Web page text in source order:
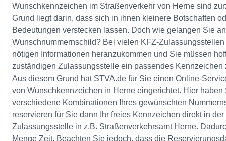
Wunschkennzeichen im Straßenverkehr von Herne sind
Grund liegt darin, dass sich in ihnen kleinere Botschaften
Bedeutungen verstecken lassen. Doch wie gelangen Sie
Wunschnummernschild? Bei vielen KFZ-
nötigen Informationen heranzukommen und Sie müssen
zuständigen Zulassungsstelle ein passendes
Aus diesem Grund hat STVA.de für Sie einen Online-
von Wunschkennzeichen in Herne eingerichtet. Hier
verschiedene Kombinationen Ihres gewünschten
reservieren für Sie dann Ihr freies Kennzeichen direkt in
Zulassungsstelle in z.B. Straßenverkehrsamt Herne.
Menge Zeit. Beachten Sie jedoch, dass die